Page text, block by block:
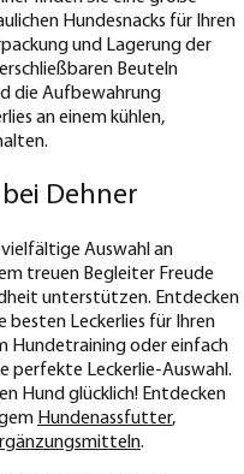
Hundesnacks für Ihren
und Lagerung der
Beuteln
die Aufbewahrung
an einem kühlen,
Dehner
vielfältige Auswahl an
treuen Begleiter Freude
unterstützen. Entdecken
besten Leckerlies für Ihren
Hundetraining oder einfach
perfekte Leckerlie-Auswahl.
Hund glücklich! Entdecken
Hundenassfutter,
.